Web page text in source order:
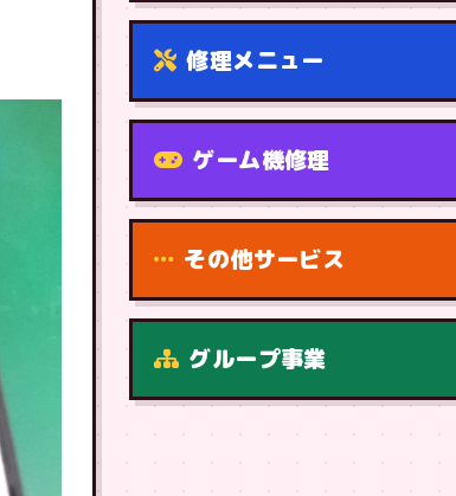
修理メニュー
機種から
ゲーム機修理
その他サービス
グループ事業